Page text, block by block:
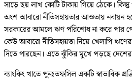
সাড়ে ছয় লাখ কোটি টাকায় গিয়ে ঠেকে।
অংশ আবারো নীতিসহায়তার আওতায় নবায়ন
সরকারের আমলে ঋণ পরিশোধ না করে পার
কেউ আবারো নীতিসহায়তা নিয়ে খেলাপি
দিতে পারছেন। এতে ঝুঁকির মুখে পড়ছে
ব্যাংকিং খাতে পুনঃতফসিল একটি স্বাভাবিক